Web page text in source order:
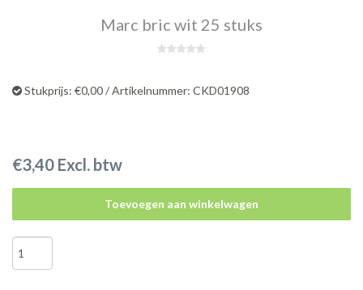
Marc bric wit 25 stuks
Stukprijs: €0,00 / Artikelnummer: CKD01908
€3,40 Excl. btw
Toevoegen aan winkelwagen